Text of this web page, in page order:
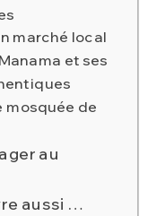
marché local
et ses
mosquée de
au
aussi …